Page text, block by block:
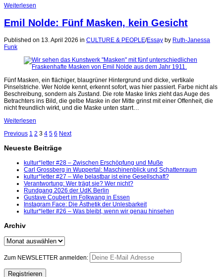
Weiterlesen
Emil Nolde: Fünf Masken, kein Gesicht
Published on 13. April 2026 in CULTURE & PEOPLE/Essay by Ruth-Janessa
Funk
Fünf Masken, ein flächiger, blaugrüner Hintergrund und dicke, vertikale
Pinselstriche. Wer Nolde kennt, erkennt sofort, was hier passiert. Farbe nicht als
Beschreibung, sondern als Zustand. Die rote Maske links zieht das Auge des
Betrachters ins Bild, die gelbe Maske in der Mitte grinst mit einer Offenheit, die
nicht freundlich wirkt, und die Maske unten starrt…
Weiterlesen
Previous 1 2 3 4 5 6 Next
Neueste Beiträge
kultur*letter #28 – Zwischen Erschöpfung und Muße
Carl Grossberg in Wuppertal: Maschinenblick und Schattenraum
kultur*letter #27 – Wie belastbar ist eine Gesellschaft?
Verantwortung: Wer trägt sie? Wer nicht?
Rundgang 2026 der UdK Berlin
Gustave Coubert im Folkwang in Essen
Instagram Face: Die Ästhetik der Unlesbarkeit
kultur*letter #26 – Was bleibt, wenn wir genau hinsehen
Archiv
Archiv
Zum NEWSLETTER anmelden: